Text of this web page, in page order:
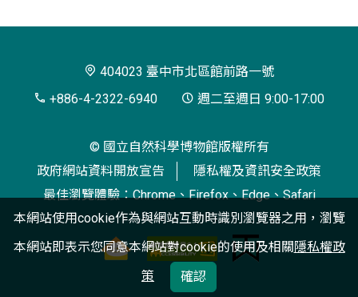
博
閱
404023 臺中市北區館前路一號
+886-4-2322-6940
週二至週日 9:00-17:00
© 國立自然科學博物館版權所有
政府網站資料開放宣告
隱私權及資訊安全政策
最佳瀏覽體驗：Chrome、Firefox、Edge、Safari
本網站使用cookie作為與網站互動時識別瀏覽器之用，瀏覽
本網站即表示您同意本網站對cookie的使用及相關隱私權政
策
確認